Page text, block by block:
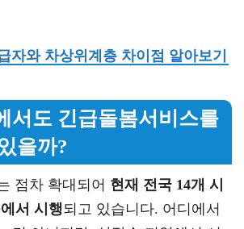
자와 차상위계층 차이점 알아보기
서도 긴급돌봄서비스를
을까?
점차 확대되어 현재 전국 14개 시
서 시행되고 있습니다. 어디에서